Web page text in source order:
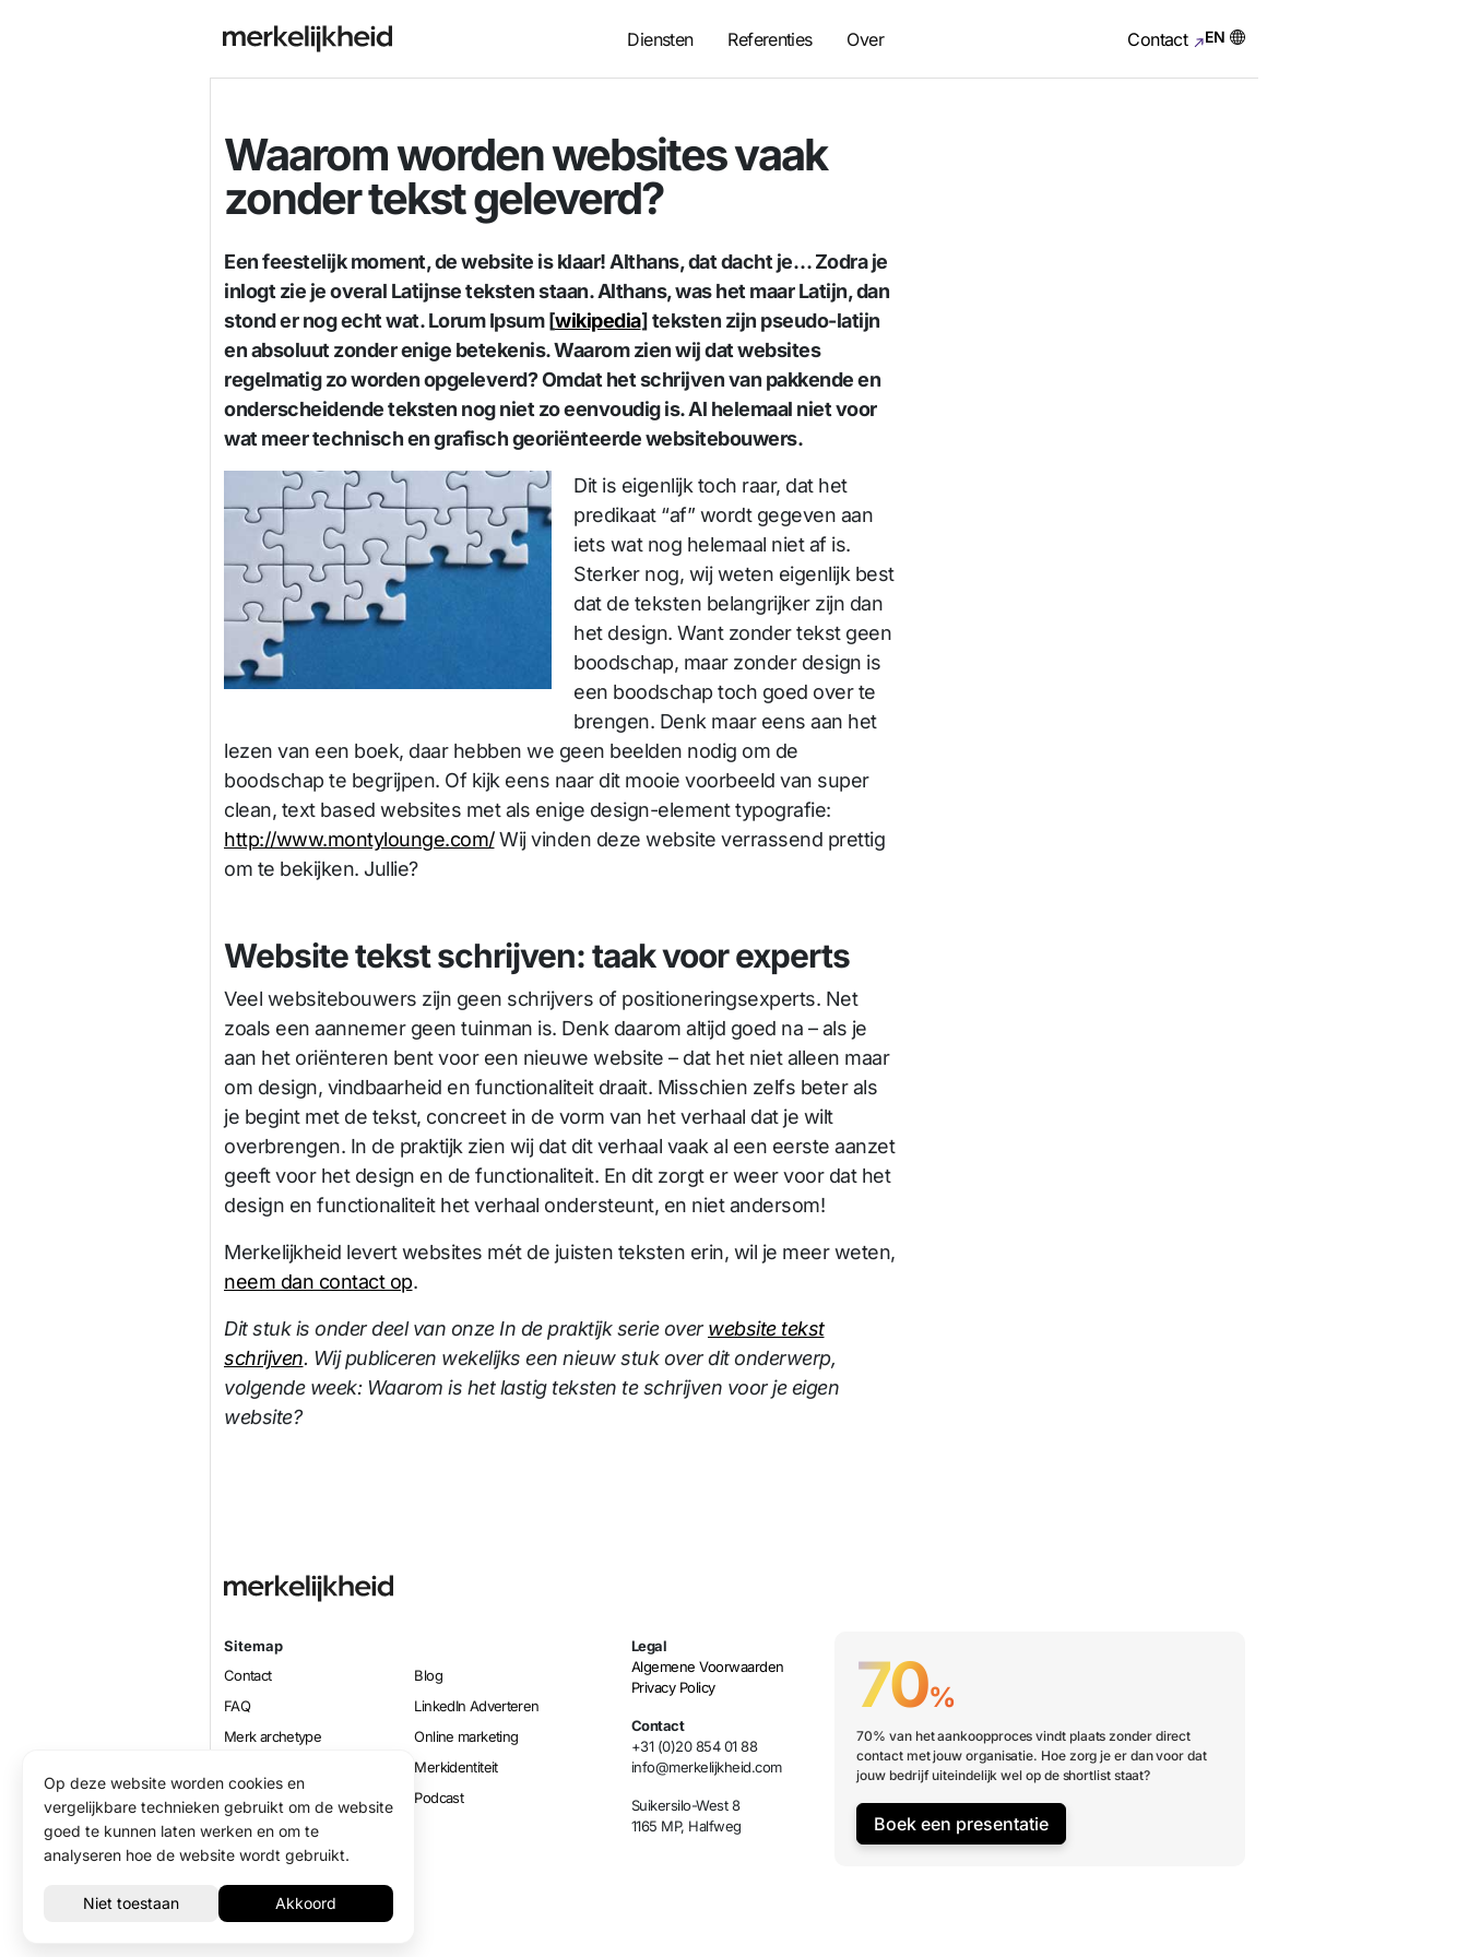
Diensten Referenties Over Contact EN
Waarom worden websites vaak
zonder tekst geleverd?
Een feestelijk moment, de website is klaar! Althans, dat dacht je… Zodra je
inlogt zie je overal Latijnse teksten staan. Althans, was het maar Latijn, dan
stond er nog echt wat. Lorum Ipsum [wikipedia] teksten zijn pseudo-latijn
en absoluut zonder enige betekenis. Waarom zien wij dat websites
regelmatig zo worden opgeleverd? Omdat het schrijven van pakkende en
onderscheidende teksten nog niet zo eenvoudig is. Al helemaal niet voor
wat meer technisch en grafisch georiënteerde websitebouwers.
Dit is eigenlijk toch raar, dat het
predikaat “af” wordt gegeven aan
iets wat nog helemaal niet af is.
Sterker nog, wij weten eigenlijk best
dat de teksten belangrijker zijn dan
het design. Want zonder tekst geen
boodschap, maar zonder design is
een boodschap toch goed over te
brengen. Denk maar eens aan het
lezen van een boek, daar hebben we geen beelden nodig om de
boodschap te begrijpen. Of kijk eens naar dit mooie voorbeeld van super
clean, text based websites met als enige design-element typografie:
http://www.montylounge.com/Wij vinden deze website verrassend prettig
om te bekijken. Jullie?
Website tekst schrijven: taak voor experts
Veel websitebouwers zijn geen schrijvers of positioneringsexperts. Net
zoals een aannemer geen tuinman is. Denk daarom altijd goed na – als je
aan het oriënteren bent voor een nieuwe website – dat het niet alleen maar
om design, vindbaarheid en functionaliteit draait. Misschien zelfs beter als
je begint met de tekst, concreet in de vorm van het verhaal dat je wilt
overbrengen. In de praktijk zien wij dat dit verhaal vaak al een eerste aanzet
geeft voor het design en de functionaliteit. En dit zorgt er weer voor dat het
design en functionaliteit het verhaal ondersteunt, en niet andersom!
Merkelijkheid levert websites mét de juisten teksten erin, wil je meer weten,
neem dan contact op.
Dit stuk is onder deel van onze In de praktijk serie overwebsite tekst
schrijven. Wij publiceren wekelijks een nieuw stuk over dit onderwerp,
volgende week: Waarom is het lastig teksten te schrijven voor je eigen
website?
Sitemap
Contact
Blog
FAQ
LinkedIn Adverteren
Merk archetype
Online marketing
Merkidentiteit
Lead generatie
Podcast
Sqrl
Legal
Algemene Voorwaarden
Privacy Policy
Contact
+31 (0)20 854 01 88
info@merkelijkheid.com
Suikersilo-West 8
1165 MP, Halfweg
70%
70% van het aankoopproces vindt plaats zonder direct
contact met jouw organisatie. Hoe zorg je er dan voor dat
jouw bedrijf uiteindelijk wel op de shortlist staat?
Boek een presentatie
© 2026 Merkelijkheid B.V.
Op deze website worden cookies en
vergelijkbare technieken gebruikt om de website
goed te kunnen laten werken en om te
analyseren hoe de website wordt gebruikt.